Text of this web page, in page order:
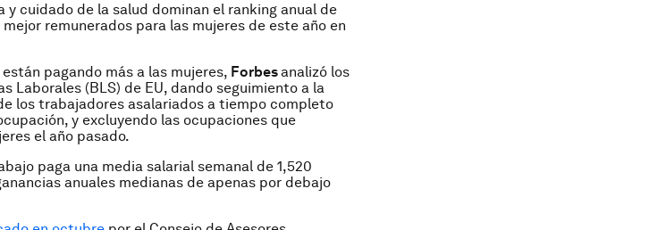
y cuidado de la salud dominan el ranking anual de
remunerados para las mujeres de este año en
pagando más a las mujeres, Forbesanalizó los
Laborales (BLS) de EU, dando seguimiento a la
los trabajadores asalariados a tiempo completo
y excluyendo las ocupaciones que
el año pasado.
paga una media salarial semanal de 1,520
anuales medianas de apenas por debajo